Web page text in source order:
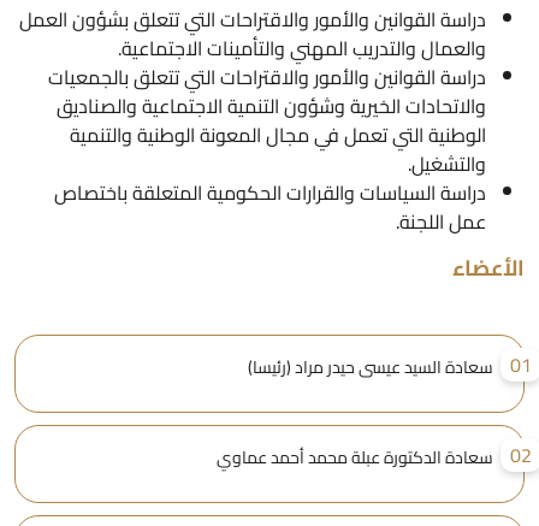
دراسة القوانين والأمور والاقتراحات التي تتعلق بشؤون العمل
والعمال والتدريب المهني والتأمينات الاجتماعية.
دراسة القوانين والأمور والاقتراحات التي تتعلق بالجمعيات
والاتحادات الخيرية وشؤون التنمية الاجتماعية والصناديق
الوطنية التي تعمل في مجال المعونة الوطنية والتنمية
والتشغيل.
دراسة السياسات والقرارات الحكومية المتعلقة باختصاص
عمل اللجنة.
الأعضاء
سعادة السيد عيسى حيدر مراد (رئيسا)
سعادة الدكتورة عبلة محمد أحمد عماوي